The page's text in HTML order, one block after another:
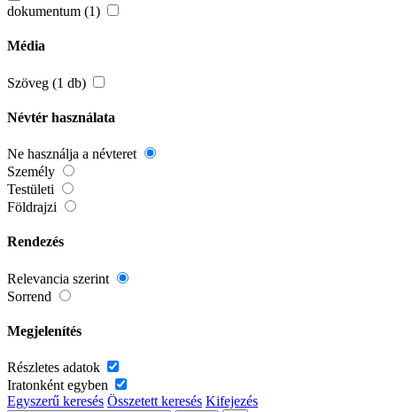
dokumentum (1)
Média
Szöveg (1 db)
Névtér használata
Ne használja a névteret
Személy
Testületi
Földrajzi
Rendezés
Relevancia szerint
Sorrend
Megjelenítés
Részletes adatok
Iratonként egyben
Egyszerű keresés Összetett keresés Kifejezés